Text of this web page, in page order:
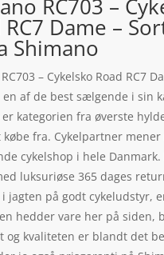
RC703 –
RC7 Dame –
Shimano
– Cykelsko Road RC7
en af de best sælgende i sin
er kategorien fra øverste
fra. Cykelpartner mener
cykelshop i hele
luksuriøse 365 dages
jagten på godt cykeludstyr,
hedder vare her på siden,
og kvaliteten er blandt det